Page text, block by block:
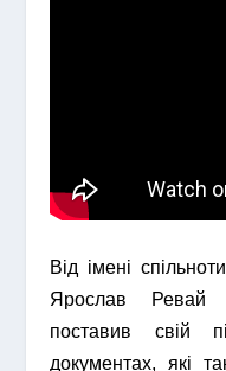
Від імені
Ярослав Ревай
поставив свій
документах, які